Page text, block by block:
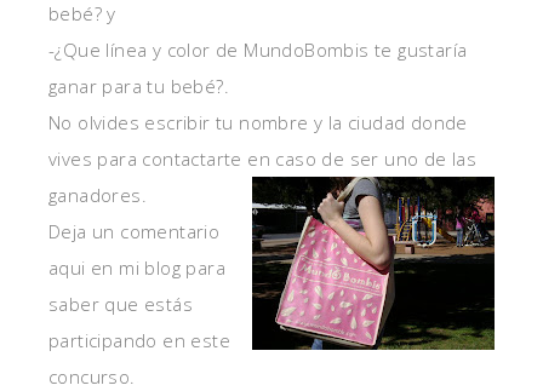
bebé? y
-¿Que línea y color de MundoBombis te gustaría
ganar para tu bebé?.
No olvides escribir tu nombre y la ciudad donde
vives para contactarte en caso de ser uno de las
ganadores.
Deja un comentario
aqui en mi blog para
saber que estás
participando en este
concurso.